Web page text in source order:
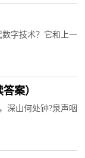
字技术？它和上一
案）
深山何处钟?泉声咽